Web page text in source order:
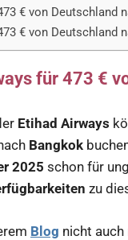
€ von Deutschland
€ von Deutschland
für 473 €
Etihad Airways
Bangkok
2025 schon für
zu
Blog nicht